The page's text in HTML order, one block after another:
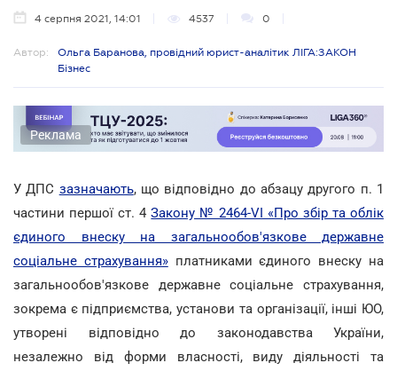
4 серпня 2021, 14:01 4537 0
Автор:
Ольга Баранова, провідний юрист-аналітик ЛІГА:ЗАКОН
Бізнес
Реклама
У ДПС зазначають, що відповідно до абзацу другого п. 1
частини першої ст. 4Закону № 2464-VI «Про збір та облік
єдиного внеску на загальнообов'язкове державне
соціальне страхування»платниками єдиного внеску на
загальнообов'язкове державне соціальне страхування,
зокрема є підприємства, установи та організації, інші ЮО,
утворені відповідно до законодавства України,
незалежно від форми власності, виду діяльності та